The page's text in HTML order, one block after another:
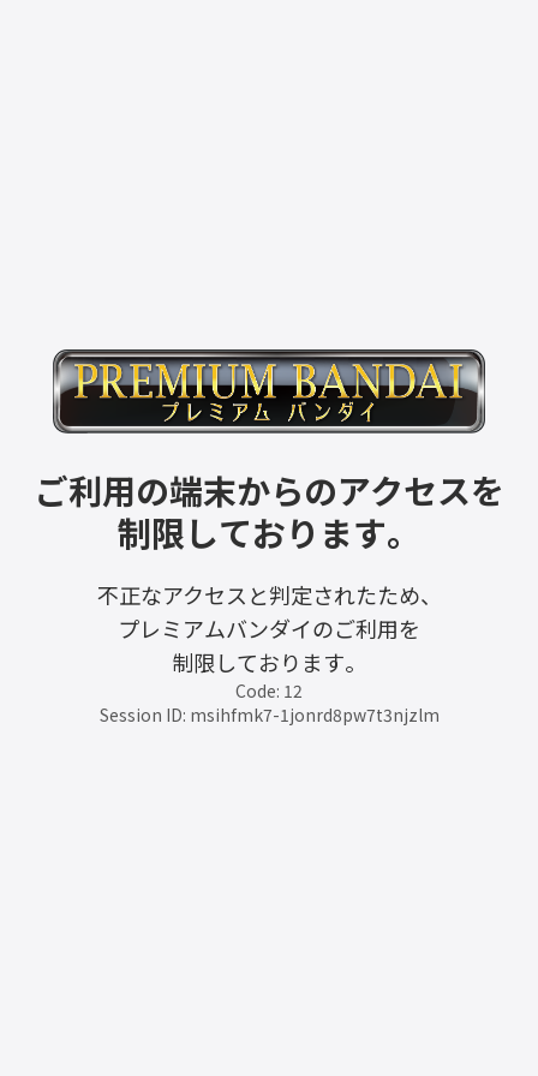
ご利用の端末からのアクセスを
制限しております。
不正なアクセスと判定されたため、
プレミアムバンダイのご利用を
制限しております。
Code: 12
Session ID: msihfmk7-1jonrd8pw7t3njzlm